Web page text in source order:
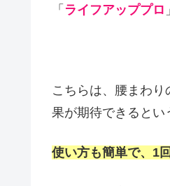
「 ライフアッププロ
こちらは、腰まわ
果が期待できるとい
使い方も簡単で、1